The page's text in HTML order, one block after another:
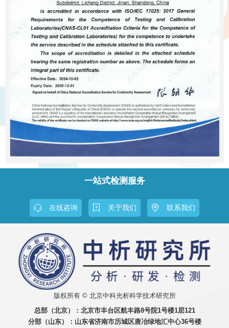
一站式检测服务
在线咨询 关于我们 联系我们
版权所有 © 北京中科光析科学技术研究所
总部（北京）： 北京市丰台区航丰路8号院1号楼1层121
分部（山东）： 山东省济南市历城区唐冶绿地汇中心36号楼